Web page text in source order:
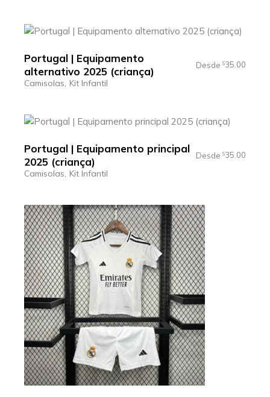
Portugal | Equipamento
alternativo 2025 (criança)
Desde $35.00
Camisolas Kit Infantil
Portugal | Equipamento principal
2025 (criança)
Desde $35.00
Camisolas Kit Infantil